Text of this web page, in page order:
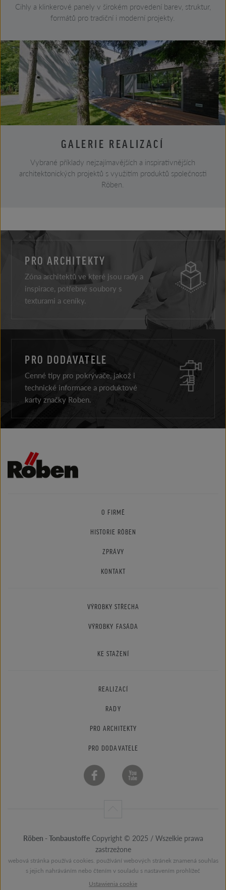
Cihly a klinkerové panely v širokém provedení barev, struktur,
formátů pro tradiční i moderní projekty.
GALERIE REALIZACÍ
Vybrané příklady nejzajímavějších a inspirativnějších
architektonických projektů s využitím produktů společnosti
Röben.
PRO ARCHITEKTY
Zóna architektů ve které jsou rady a
inspirace, potřebné soubory s
texturami a ceníky.
PRO DODAVATELE
Cenné tipy pro pokrývače, jakož i
technické informace a produktové
karty značky Roben.
O FIRMĚ
HISTORIE RÖBEN
ZPRÁVY
KONTAKT
VÝROBKY STŘECHA
VÝROBKY FASÁDA
KE STAŽENÍ
REALIZACÍ
RADY
PRO ARCHITEKTY
PRO DODAVATELE
Röben - TonbaustoffeCopyright © 2025 / Wszelkie prawa
zastrzeżone
webová stránka používá cookies. používání webových stránek znamená souhlas
s jejich nahráváním nebo čtením v souladu s nastavením prohlížeč
Ustawienia cookie